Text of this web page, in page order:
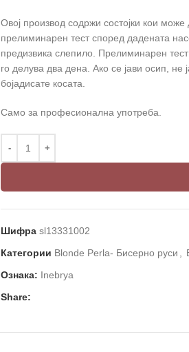
Овој производ содржи состојки кои
прелиминарен тест според дадената
предизвика слепило. Прелиминарен
го делува два дена. Ако се јави осип, не
бојадисате косата.
Само за професионална употреба.
Шифра sl13331002
Категории Blonde Perla- Бисерно руси
Ознака: Inebrya
Share: